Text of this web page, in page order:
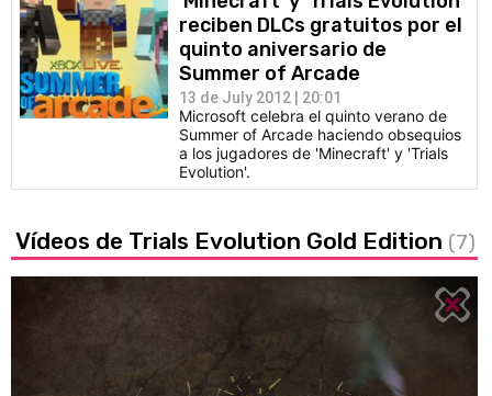
reciben DLCs gratuitos por el
quinto aniversario de
Summer of Arcade
13 de July 2012 | 20:01
Microsoft celebra el quinto verano de
Summer of Arcade haciendo obsequios
a los jugadores de 'Minecraft' y 'Trials
Evolution'.
Vídeos de Trials Evolution Gold Edition (7)